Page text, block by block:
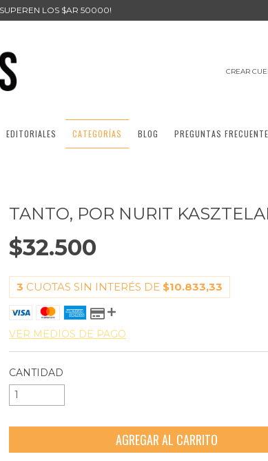
LOS $AR 50000!
CREAR
EDITORIALES CATEGORÍAS BLOG PREGUNTAS
TANTO, POR NURIT
$32.500
3 CUOTAS SIN INTERÉS DE $10.833,33
VER MEDIOS DE PAGO
CANTIDAD